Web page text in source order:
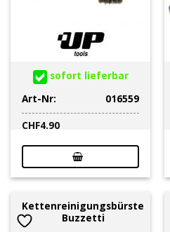
sofort lieferbar
Art-Nr:
016559
CHF4.90
Kettenreinigungsbürste
Buzzetti